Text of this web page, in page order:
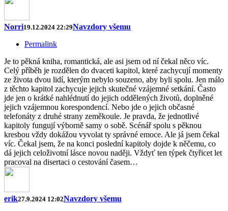
Norri19.12.2024 22:29Navzdory všemu
Permalink
Je to pěkná kniha, romantická, ale asi jsem od ní čekal něco víc.
Celý příběh je rozdělen do dvaceti kapitol, které zachycují momenty
ze života dvou lidí, kterým nebylo souzeno, aby byli spolu. Jen málo
z těchto kapitol zachycuje jejich skutečné vzájemné setkání. Často
jde jen o krátké nahlédnutí do jejich oddělených životů, doplněné
jejich vzájemnou korespondencí. Nebo jde o jejich občasné
telefonáty z druhé strany zeměkoule. Je pravda, že jednotlivé
kapitoly fungují výborně samy o sobě. Scénář spolu s pěknou
kresbou vždy dokážou vyvolat ty správné emoce. Ale já jsem čekal
víc. Čekal jsem, že na konci poslední kapitoly dojde k něčemu, co
dá jejich celoživotní lásce novou naději. Vždyť ten týpek čtyřicet let
pracoval na disertaci o cestování časem…
erik27.9.2024 12:02Navzdory všemu